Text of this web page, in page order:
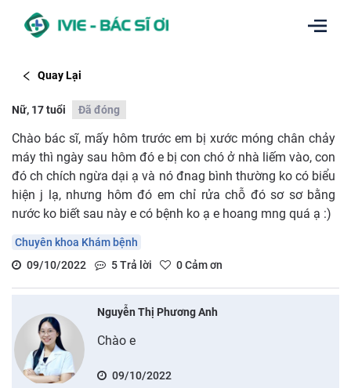
Quay Lại
Nữ, 17 tuổi Đã đóng
Chào bác sĩ, mấy hôm trước em bị xước móng chân chảy
máy thì ngày sau hôm đó e bị con chó ở nhà liếm vào, con
đó ch chích ngừa dại ạ và nó đnag bình thường ko có biểu
hiện j lạ, nhưng hôm đó em chỉ rửa chỗ đó sơ sơ bằng
nước ko biết sau này e có bệnh ko ạ e hoang mng quá ạ :)
Chuyên khoa Khám bệnh
09/10/2022
5Trả lời 0Cảm ơn
Nguyễn Thị Phương Anh
Chào e
09/10/2022